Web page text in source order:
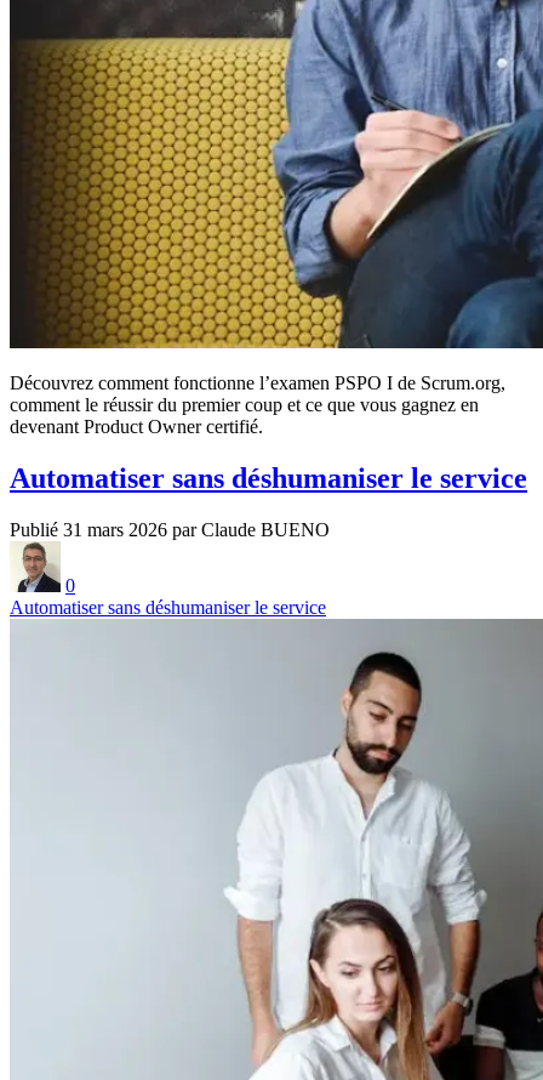
Découvrez comment fonctionne l’examen PSPO I de Scrum.org,
comment le réussir du premier coup et ce que vous gagnez en
devenant Product Owner certifié.
Automatiser sans déshumaniser le service
Publié 31 mars 2026 par Claude BUENO
0
Automatiser sans déshumaniser le service